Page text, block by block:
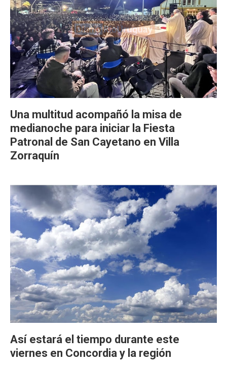
Una multitud acompañó la misa de
medianoche para iniciar la Fiesta
Patronal de San Cayetano en Villa
Zorraquín
Así estará el tiempo durante este
viernes en Concordia y la región